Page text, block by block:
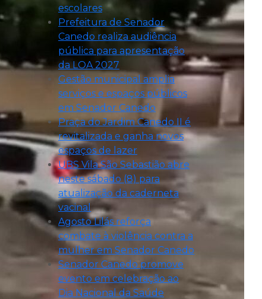
escolares
Prefeitura de Senador
Canedo realiza audiência
pública para apresentação
da LOA 2027
Gestão municipal amplia
serviços e espaços públicos
em Senador Canedo
Praça do Jardim Canedo II é
revitalizada e ganha novos
espaços de lazer
UBS Vila São Sebastião abre
neste sábado (8) para
atualização da caderneta
vacinal
Agosto Lilás reforça
combate à violência contra a
mulher em Senador Canedo
Senador Canedo promove
evento em celebração ao
Dia Nacional da Saúde